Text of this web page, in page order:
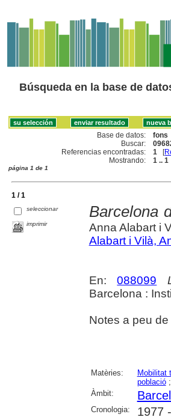
Búsqueda en la base de
Base de datos:
fons
Buscar:
Referencias encontradas:
1 [
Mostrando:
1 .. 1
página 1 de 1
1 / 1
seleccionar
imprimir
Barcelona
Anna Alabart i
Alabart i Vilà,
En:088099
Barcelona :
Notes a peu
Matèries: Mobilitat
població;
Àmbit:
Cronologia: 1977